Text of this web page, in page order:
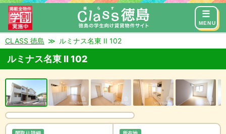
MENU
来店予約 お問い合わせ
CLASS 徳島 ルミナス名東 II 102
ルミナス名東 II 102